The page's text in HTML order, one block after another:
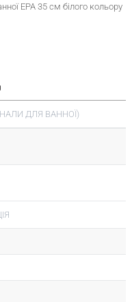
ЕРА 35 см білого кольору
ДЛЯ ВАННОЇ)